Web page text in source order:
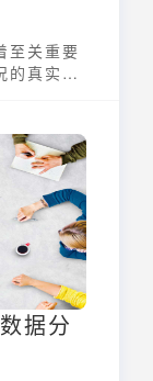
至关重要
的真实写
时调整航
据分